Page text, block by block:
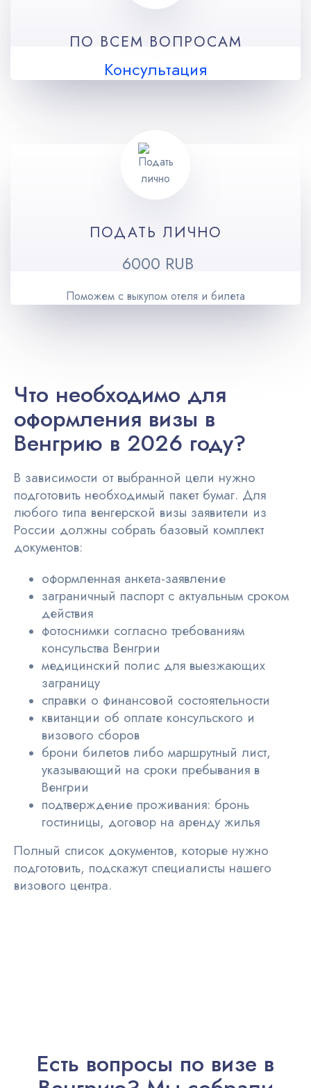
ПО ВСЕМ ВОПРОСАМ
Консультация
ПОДАТЬ ЛИЧНО
6000 RUB
Поможем с выкупом отеля и билета
Что необходимо для
оформления визы в
Венгрию в 2026 году?
В зависимости от выбранной цели нужно
подготовить необходимый пакет бумаг. Для
любого типа венгерской визы заявители из
России должны собрать базовый комплект
документов:
оформленная анкета-заявление
заграничный паспорт с актуальным сроком
действия
фотоснимки согласно требованиям
консульства Венгрии
медицинский полис для выезжающих
заграницу
справки о финансовой состоятельности
квитанции об оплате консульского и
визового сборов
брони билетов либо маршрутный лист,
указывающий на сроки пребывания в
Венгрии
подтверждение проживания: бронь
гостиницы, договор на аренду жилья
Полный список документов, которые нужно
подготовить, подскажут специалисты нашего
визового центра.
Есть вопросы по визе в